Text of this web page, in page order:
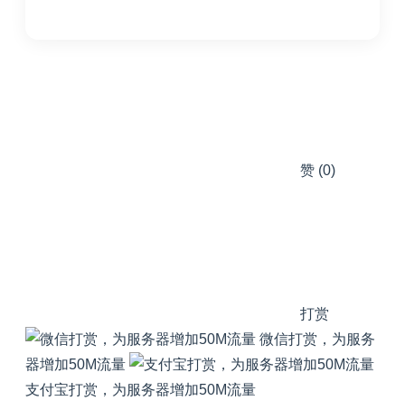
赞 (0)
打赏
微信打赏，为服务
器增加50M流量
支付宝打赏，为服务器增加50M流量